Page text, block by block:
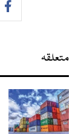
متعلقہ